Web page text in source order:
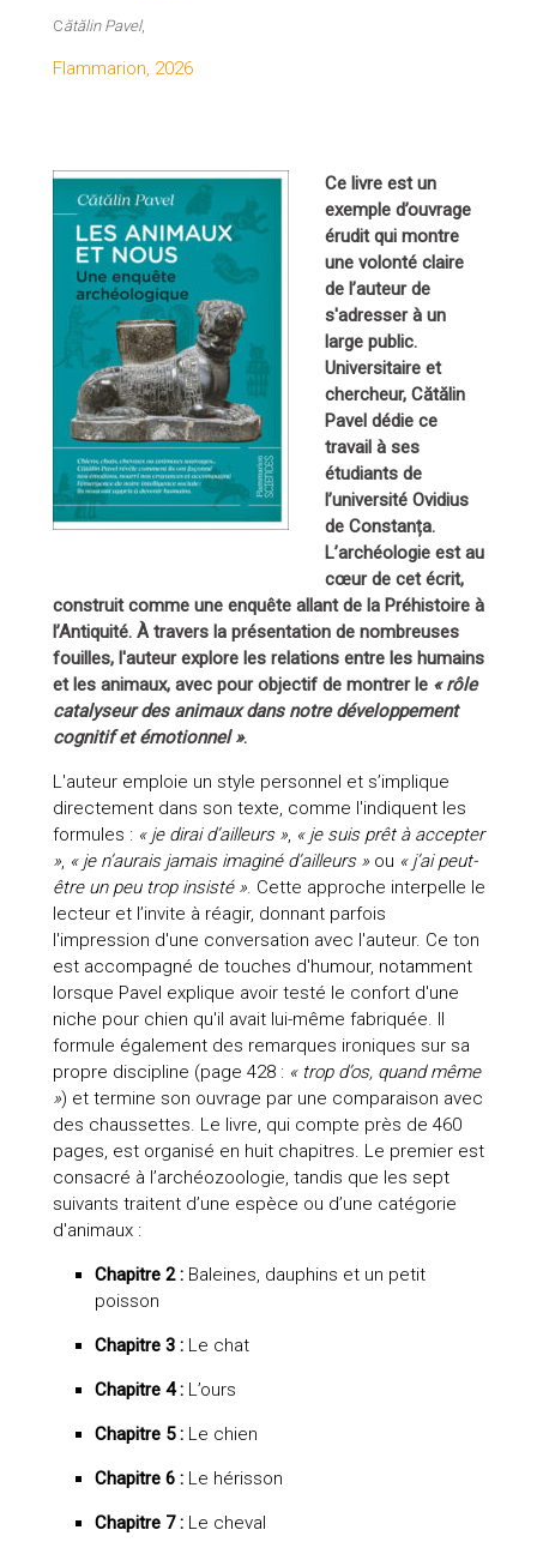
Cătălin Pavel,
Flammarion, 2026
Ce livre est un
exemple d’ouvrage
érudit qui montre
une volonté claire
de l’auteur de
s'adresser à un
large public.
Universitaire et
chercheur, Cătălin
Pavel dédie ce
travail à ses
étudiants de
l’université Ovidius
de Constanța.
L’archéologie est au
cœur de cet écrit,
construit comme une enquête allant de la Préhistoire à
l’Antiquité. À travers la présentation de nombreuses
fouilles, l'auteur explore les relations entre les humains
et les animaux, avec pour objectif de montrer le « rôle
catalyseur des animaux dans notre développement
cognitif et émotionnel ».
L'auteur emploie un style personnel et s’implique
directement dans son texte, comme l'indiquent les
formules : « je dirai d’ailleurs », « je suis prêt à accepter
», « je n’aurais jamais imaginé d’ailleurs »ou « j’ai peut-
être un peu trop insisté ». Cette approche interpelle le
lecteur et l’invite à réagir, donnant parfois
l'impression d'une conversation avec l'auteur. Ce ton
est accompagné de touches d'humour, notamment
lorsque Pavel explique avoir testé le confort d'une
niche pour chien qu'il avait lui-même fabriquée. Il
formule également des remarques ironiques sur sa
propre discipline (page 428 : « trop d’os, quand même
») et termine son ouvrage par une comparaison avec
des chaussettes. Le livre, qui compte près de 460
pages, est organisé en huit chapitres. Le premier est
consacré à l’archéozoologie, tandis que les sept
suivants traitent d’une espèce ou d’une catégorie
d'animaux :
Chapitre 2 :Baleines, dauphins et un petit
poisson
Chapitre 3 :Le chat
Chapitre 4 :L’ours
Chapitre 5 :Le chien
Chapitre 6 :Le hérisson
Chapitre 7 :Le cheval